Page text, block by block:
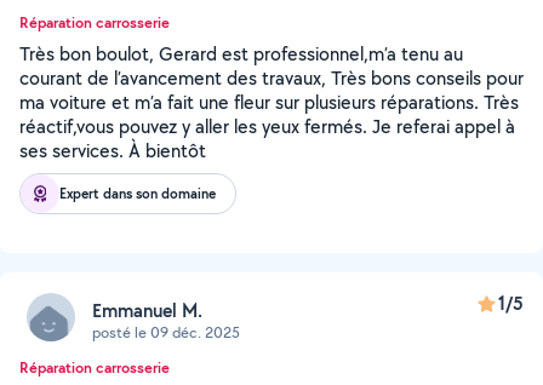
Réparation carrosserie
Très bon boulot, Gerard est professionnel,m’a tenu au
courant de l’avancement des travaux, Très bons conseils pour
ma voiture et m’a fait une fleur sur plusieurs réparations. Très
réactif,vous pouvez y aller les yeux fermés. Je referai appel à
ses services. À bientôt
Expert dans son domaine
Emmanuel M.
posté le 09 déc. 2025
1/5
Réparation carrosserie